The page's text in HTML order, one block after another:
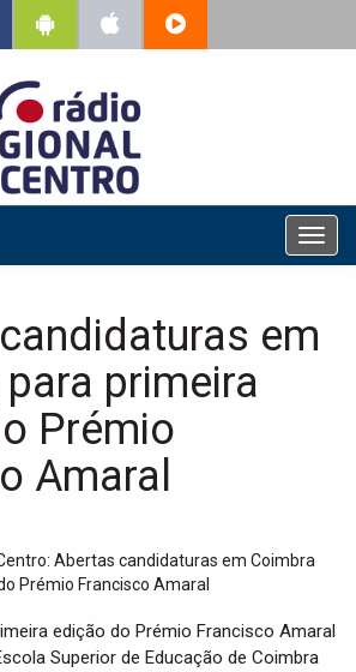
T
o
l
i
em
primeira
Prémio
Amaral
edição do Prémio Francisco Amaral
Superior de Educação de Coimbra